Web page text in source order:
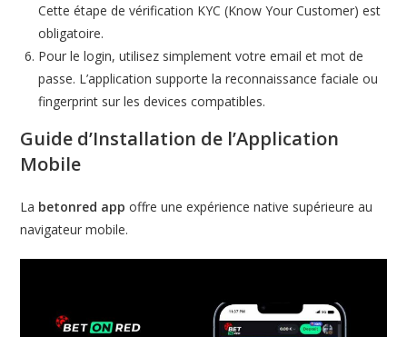
Cette étape de vérification KYC (Know Your Customer) est
obligatoire.
Pour le login, utilisez simplement votre email et mot de
passe. L’application supporte la reconnaissance faciale ou
fingerprint sur les devices compatibles.
Guide d’Installation de l’Application
Mobile
La betonred app offre une expérience native supérieure au
navigateur mobile.